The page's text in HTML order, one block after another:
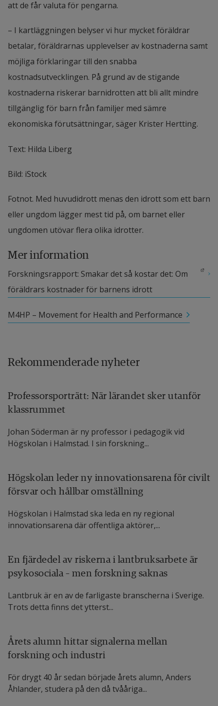
att de får valuta för pengarna.
– I kartläggningen belyser vi hur mycket föräldrar
betalar, föräldrarnas upplevelser av kostnaderna samt
möjliga förklaringar till den snabba
kostnadsutvecklingen. På grund av de stigande
kostnaderna riskerar barnidrotten att bli allt mindre
tillgänglig för barn från familjer med sämre
ekonomiska förutsättningar, säger Krister Hertting.
Text: Hilda Liberg
Bild: iStock
Fotnot. Med huvudidrott menas den idrott som ett barn
eller ungdom lägger mest tid på, om barnet eller
ungdomen utövar flera olika idrotter.
Mer information
Forskningsrapport: Smakar det så kostar det: Om
föräldrars kostnader för barnens idrott
Länk till annan webbplats.
M4HP – Movement for Health and Performance
Rekommenderade nyheter
Professorsporträtt: När lärandet sker utanför
klassrummet
Johan Söderman är ny professor i pedagogik vid
Högskolan i Halmstad. I sin forskning...
Högskolan leder ny innovationsarena för civilt
försvar och hållbar omställning
Högskolan i Halmstad ska leda en ny regional
innovationsarena där offentliga aktörer,...
En fjärdedel av riskerna i lantbruksarbete är
psykosociala – men forskning saknas
Lantbruk är en av de farligaste branscherna i Sverige.
Trots detta finns det ytterst...
Årets alumn hittar signalerna mellan
forskning och industri
För drygt 40 år sedan började årets alumn, Anders
Åhlander, studera på den då tvååriga...